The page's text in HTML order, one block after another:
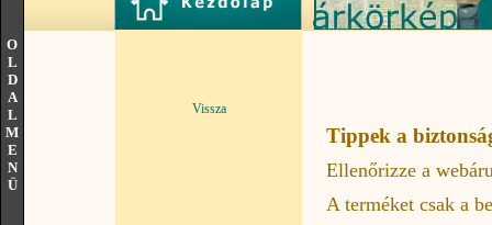
O
L
D
A
L
M
E
N
Ü
Vissza
Tippek a
Ellenőrizze a
A terméket csak a